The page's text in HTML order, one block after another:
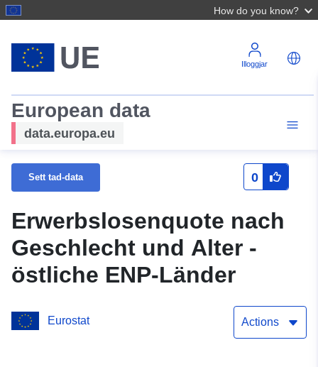
How do you know?
Illoggjar
European data
data.europa.eu
Sett tad-data 0
Erwerbslosenquote nach
Geschlecht und Alter -
östliche ENP-Länder
Eurostat Actions